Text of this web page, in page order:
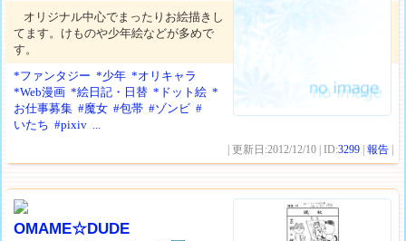
オリジナル中心でまったりお絵描きし
てます。けものや少年絵などが多めで
す。
*ファンタジー *少年 *オリキャラ
*Web漫画 *絵日記・日替 *ドット絵 *
お仕事募集 #魔女 #包帯 #ゾンビ #
いたち #pixiv ...
| 更新日:2012/12/10 | ID:3299 |報告
OMAME☆DUDE